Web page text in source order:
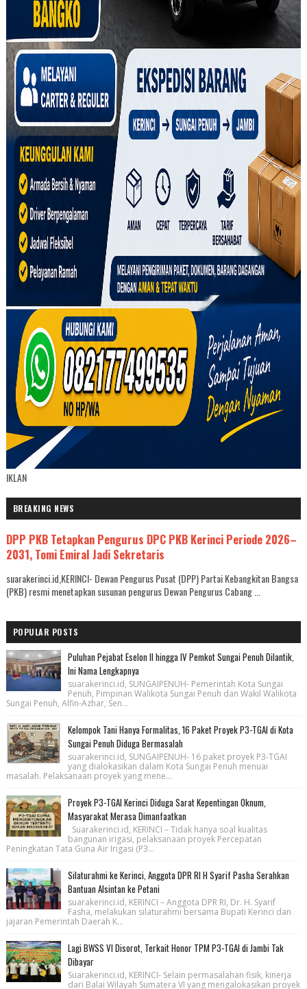
IKLAN
BREAKING NEWS
DPP PKB Tetapkan Pengurus DPC PKB Kerinci Periode 2026–
2031, Tomi Emiral Jadi Sekretaris
suarakerinci.id,KERINCI- Dewan Pengurus Pusat (DPP) Partai Kebangkitan Bangsa
(PKB) resmi menetapkan susunan pengurus Dewan Pengurus Cabang ...
POPULAR POSTS
Puluhan Pejabat Eselon II hingga IV Pemkot Sungai Penuh Dilantik,
Ini Nama Lengkapnya
suarakerinci.id, SUNGAIPENUH- Pemerintah Kota Sungai
Penuh, Pimpinan Walikota Sungai Penuh dan Wakil Walikota
Sungai Penuh, Alfin-Azhar, Sen...
Kelompok Tani Hanya Formalitas, 16 Paket Proyek P3-TGAI di Kota
Sungai Penuh Diduga Bermasalah
suarakerinci.id, SUNGAIPENUH- 16 paket proyek P3-TGAI
yang dialokasikan dalam Kota Sungai Penuh menuai
masalah. Pelaksanaan proyek yang mene...
Proyek P3-TGAI Kerinci Diduga Sarat Kepentingan Oknum,
Masyarakat Merasa Dimanfaatkan
Suarakerinci.id, KERINCI – Tidak hanya soal kualitas
bangunan irigasi, pelaksanaan proyek Percepatan
Peningkatan Tata Guna Air Irigasi (P3...
Silaturahmi ke Kerinci, Anggota DPR RI H Syarif Pasha Serahkan
Bantuan Alsintan ke Petani
suarakerinci.id, KERINCI – Anggota DPR RI, Dr. H. Syarif
Fasha, melakukan silaturahmi bersama Bupati Kerinci dan
jajaran Pemerintah Daerah K...
Lagi BWSS VI Disorot, Terkait Honor TPM P3-TGAI di Jambi Tak
Dibayar
Suarakerinci.id, KERINCI- Selain permasalahan fisik, kinerja
dari Balai Wilayah Sumatera VI yang mengalokasikan proyek